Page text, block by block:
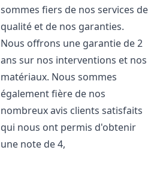
sommes fiers de nos services de
qualité et de nos garanties.
Nous offrons une garantie de 2
ans sur nos interventions et nos
matériaux. Nous sommes
également fière de nos
nombreux avis clients satisfaits
qui nous ont permis d'obtenir
une note de 4,